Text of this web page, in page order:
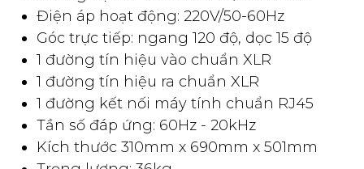
Điện áp hoạt động: 220V/50-60Hz
Góc trực tiếp: ngang 120 độ, dọc 15 độ
1 đường tín hiệu vào chuẩn XLR
1 đường tín hiệu ra chuẩn XLR
1 đường kết nối máy tính chuẩn RJ45
Tần số đáp ứng: 60Hz - 20kHz
Kích thước 310mm x 690mm x 501mm